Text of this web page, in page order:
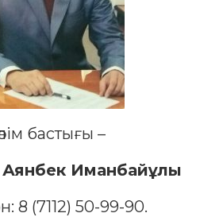
бастығы –
Иманбайұлы
8 (7112) 50-99-90.